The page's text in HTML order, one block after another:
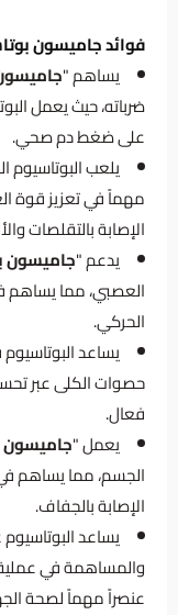
فوائد جاميسون بوتاسيوم
يساهم "
ضرباته، حيث يعمل
على ضغط دم صحي.
يلعب
مهماً في تعزيز قوة
الإصابة بالتقلصات
يدعم "جاميسون
العصبي، مما يساهم
الحركي.
يساعد
حصوات الكلى عبر
فعال.
يعمل "جاميسون
الجسم، مما يساهم
الإصابة بالجفاف.
يساعد
والمساهمة في
عنصراً مهماً لصحة